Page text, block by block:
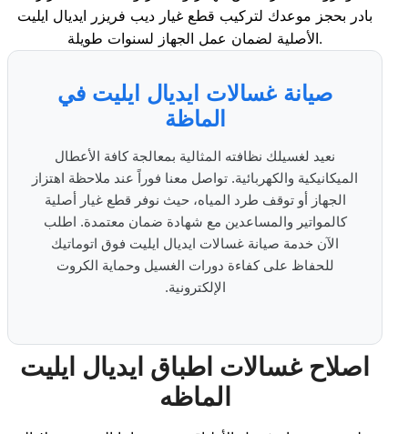
بادر بحجز موعدك لتركيب قطع غيار ديب فريزر ايديال ايليت
الأصلية لضمان عمل الجهاز لسنوات طويلة.
صيانة غسالات ايديال ايليت في
الماظة
نعيد لغسيلك نظافته المثالية بمعالجة كافة الأعطال
الميكانيكية والكهربائية. تواصل معنا فوراً عند ملاحظة اهتزاز
الجهاز أو توقف طرد المياه، حيث نوفر قطع غيار أصلية
كالمواتير والمساعدين مع شهادة ضمان معتمدة. اطلب
الآن خدمة صيانة غسالات ايديال ايليت فوق اتوماتيك
للحفاظ على كفاءة دورات الغسيل وحماية الكروت
الإلكترونية.
اصلاح غسالات اطباق ايديال ايليت
الماظه